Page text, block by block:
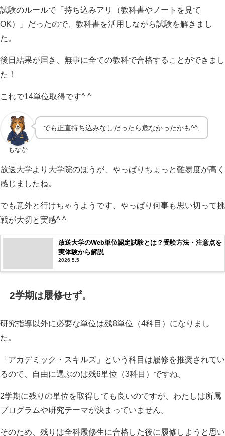
試験のルールで「持ち込みアリ（教科書やノートを見て
OK）」だったので、教科書を活用しながら試験を解きまし
た。
後日結果が届き、無事に全ての教科で合格することができまし
た！
これで14単位取得です^ ^
もなか
でも正直持ち込みなしだったら危なかったかも^^;
放送大学より大学院のほうが、やっぱりちょっと難易度が高く
感じましたね。
でも意外と行けちゃうようです、やっぱり何事も思い切って挑
戦が大切と実感^ ^
放送大学のWeb単位認定試験とは？受験方法・注意点を
実体験から解説
2026.5.5
2学期は履修せず。
研究指導以外に必要な単位は残8単位（4科目）になりまし
た。
「アカデミック・スキルズ」という科目は履修を推奨されてい
るので、自由に選ぶのは残6単位（3科目）ですね。
2学期に残りの単位を取得しても良いのですが、わたしは所属
プログラムや研究テーマが決まっていません。
そのため、残りは全科履修生に合格した後に履修しようと思い